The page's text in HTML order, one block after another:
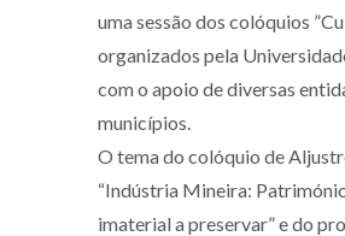
uma sessão dos colóquios
organizados pela
com o apoio de diversas
municípios.
O tema do colóquio de
“Indústria Mineira:
imaterial a preservar” e do